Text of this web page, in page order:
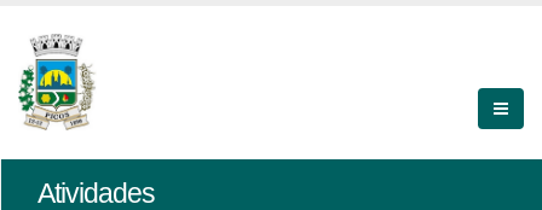
Atividades